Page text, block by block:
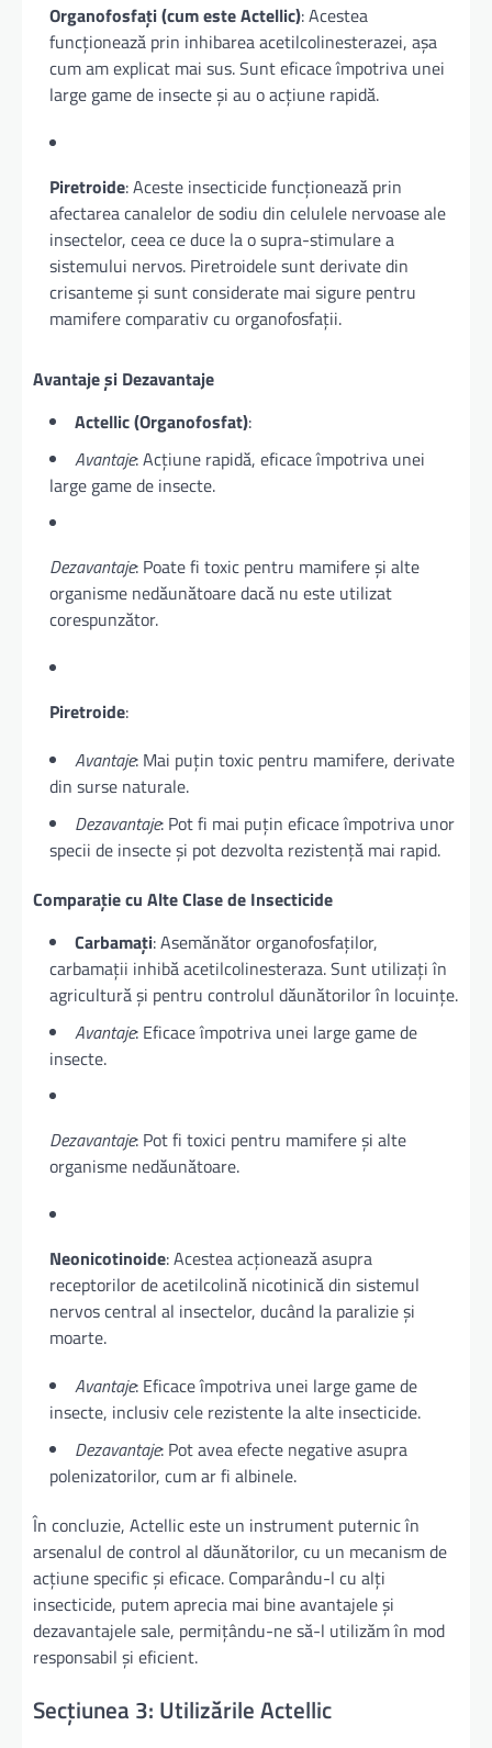
Organofosfați (cum este Actellic): Acestea
funcționează prin inhibarea acetilcolinesterazei, așa
cum am explicat mai sus. Sunt eficace împotriva unei
large game de insecte și au o acțiune rapidă.
Piretroide: Aceste insecticide funcționează prin
afectarea canalelor de sodiu din celulele nervoase ale
insectelor, ceea ce duce la o supra-stimulare a
sistemului nervos. Piretroidele sunt derivate din
crisanteme și sunt considerate mai sigure pentru
mamifere comparativ cu organofosfații.
Avantaje și Dezavantaje
Actellic (Organofosfat):
Avantaje: Acțiune rapidă, eficace împotriva unei
large game de insecte.
Dezavantaje: Poate fi toxic pentru mamifere și alte
organisme nedăunătoare dacă nu este utilizat
corespunzător.
Piretroide:
Avantaje: Mai puțin toxic pentru mamifere, derivate
din surse naturale.
Dezavantaje: Pot fi mai puțin eficace împotriva unor
specii de insecte și pot dezvolta rezistență mai rapid.
Comparație cu Alte Clase de Insecticide
Carbamați: Asemănător organofosfaților,
carbamații inhibă acetilcolinesteraza. Sunt utilizați în
agricultură și pentru controlul dăunătorilor în locuințe.
Avantaje: Eficace împotriva unei large game de
insecte.
Dezavantaje: Pot fi toxici pentru mamifere și alte
organisme nedăunătoare.
Neonicotinoide: Acestea acționează asupra
receptorilor de acetilcolină nicotinică din sistemul
nervos central al insectelor, ducând la paralizie și
moarte.
Avantaje: Eficace împotriva unei large game de
insecte, inclusiv cele rezistente la alte insecticide.
Dezavantaje: Pot avea efecte negative asupra
polenizatorilor, cum ar fi albinele.
În concluzie, Actellic este un instrument puternic în
arsenalul de control al dăunătorilor, cu un mecanism de
acțiune specific și eficace. Comparându-l cu alți
insecticide, putem aprecia mai bine avantajele și
dezavantajele sale, permițându-ne să-l utilizăm în mod
responsabil și eficient.
Secțiunea 3: Utilizările Actellic